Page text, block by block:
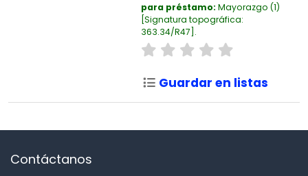
para préstamo: Mayorazgo (1)
Signatura topográfica:
363.34/R47 .
Guardar en listas
Contáctanos